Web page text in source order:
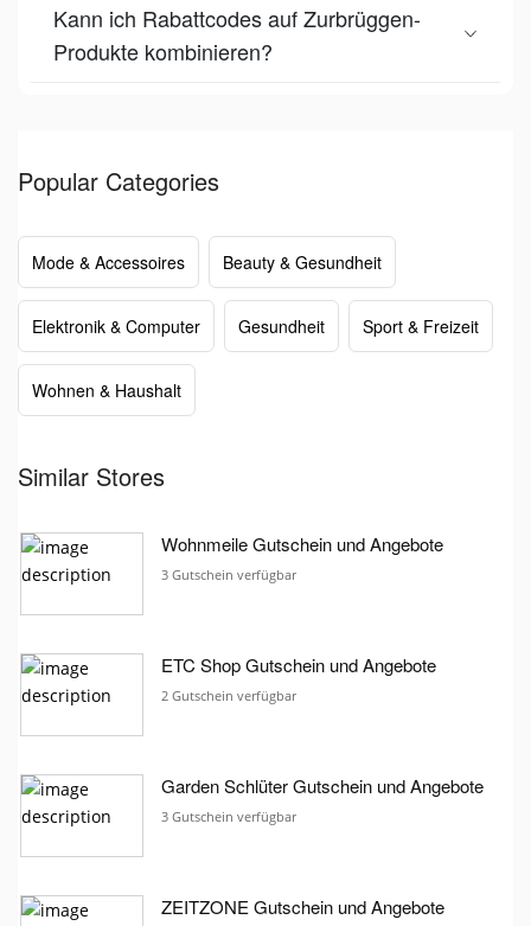
Kann ich Rabattcodes auf Zurbrüggen-
Produkte kombinieren?
Popular Categories
Mode & Accessoires Beauty & Gesundheit
Elektronik & Computer Gesundheit Sport & Freizeit
Wohnen & Haushalt
Similar Stores
Wohnmeile Gutschein und Angebote
3 Gutschein verfügbar
ETC Shop Gutschein und Angebote
2 Gutschein verfügbar
Garden Schlüter Gutschein und Angebote
3 Gutschein verfügbar
ZEITZONE Gutschein und Angebote